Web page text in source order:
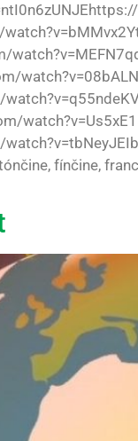
fínčine,